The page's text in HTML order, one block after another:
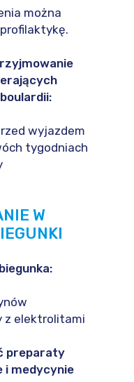
można
wyjazdem
tygodniach
W
z elektrolitami
preparaty
i medycynie